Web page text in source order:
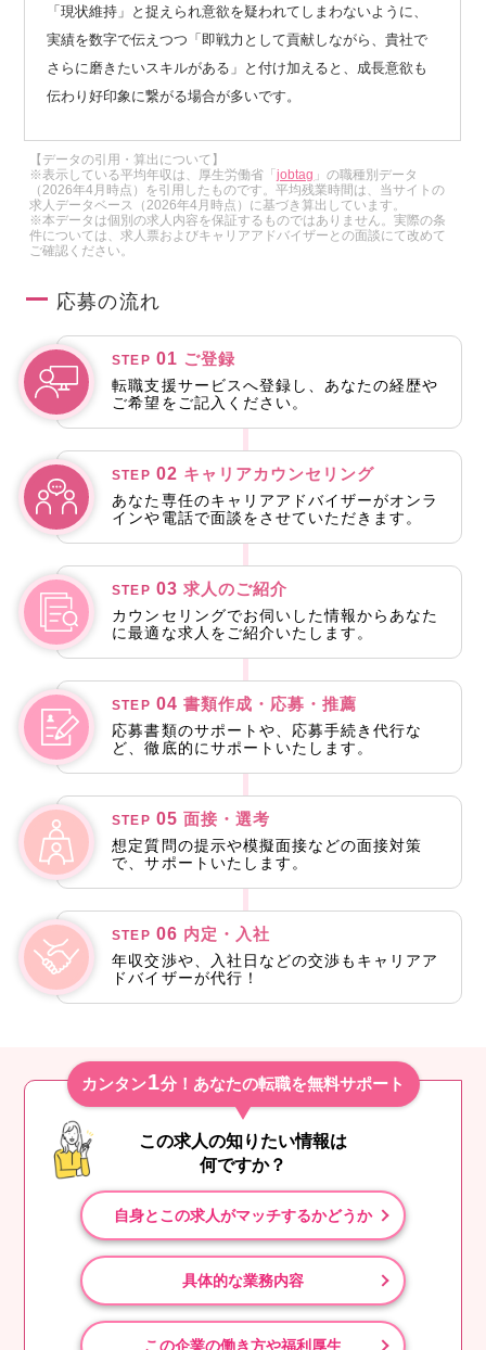
「現状維持」と捉えられ意欲を疑われてしまわないように、
実績を数字で伝えつつ「即戦力として貢献しながら、貴社で
さらに磨きたいスキルがある」と付け加えると、成長意欲も
伝わり好印象に繋がる場合が多いです。
【データの引用・算出について】
※表示している平均年収は、厚生労働省「jobtag 」の職種別データ
（2026年4月時点）を引用したものです。平均残業時間は、当サイトの
求人データベース（2026年4月時点）に基づき算出しています。
※本データは個別の求人内容を保証するものではありません。実際の条
件については、求人票およびキャリアアドバイザーとの面談にて改めて
ご確認ください。
応募の流れ
STEP 01 ご登録
転職支援サービスへ登録し、あなたの経歴や
ご希望をご記入ください。
STEP 02 キャリアカウンセリング
あなた専任のキャリアアドバイザーがオンラ
インや電話で面談をさせていただきます。
STEP 03 求人のご紹介
カウンセリングでお伺いした情報からあなた
に最適な求人をご紹介いたします。
STEP 04 書類作成・応募・推薦
応募書類のサポートや、応募手続き代行な
ど、徹底的にサポートいたします。
STEP 05 面接・選考
想定質問の提示や模擬面接などの面接対策
で、サポートいたします。
STEP 06 内定・入社
年収交渉や、入社日などの交渉もキャリアア
ドバイザーが代行！
カンタン1分！あなたの転職を無料サポート
この求人の知りたい情報は
何ですか？
自身とこの求人がマッチするかどうか
具体的な業務内容
この企業の働き方や福利厚生